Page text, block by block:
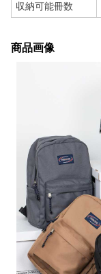
収納可能冊数
商品画像